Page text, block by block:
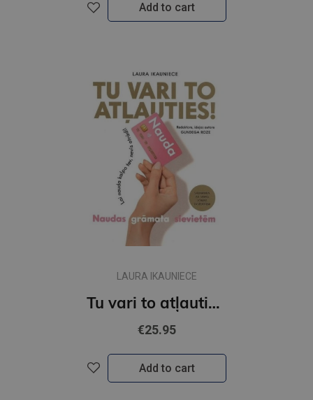
Add to cart
LAURA IKAUNIECE
Tu vari to atļauties. Naudas grāmata sievietēm
€25.95
Add to cart